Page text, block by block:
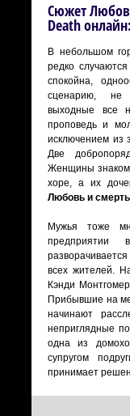
Сюжет
Death онлайн:
В небольшом
редко
спокойна,
сценарию, не
выходные все
проповедь и
исключением из
Две
Женщины
хоре, а их
Любовь и
Мужья тоже
предприятии
всех жителей.
Кэнди
Прибывшие на
начинают
неприглядные
одна из
супругом
принимает